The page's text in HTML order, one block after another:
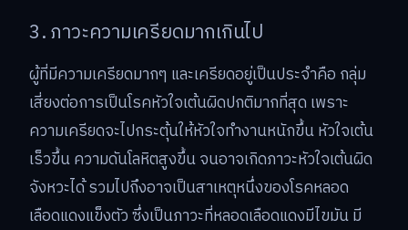
3. ภาวะความเครียดมากเกินไป
ผู้ที่มีความเครียดมากๆ และเครียดอยู่เป็นประจำคือ กลุ่ม
เสี่ยงต่อการเป็นโรคหัวใจเต้นผิดปกติมากที่สุด เพราะ
ความเครียดจะไปกระตุ้นให้หัวใจทำงานหนักขึ้น หัวใจเต้น
เร็วขึ้น ความดันโลหิตสูงขึ้น จนอาจเกิดภาวะหัวใจเต้นผิด
จังหวะได้ รวมไปถึงอาจเป็นสาเหตุหนึ่งของโรคหลอด
เลือดแดงแข็งตัว ซึ่งเป็นภาวะที่หลอดเลือดแดงมีไขมัน มี